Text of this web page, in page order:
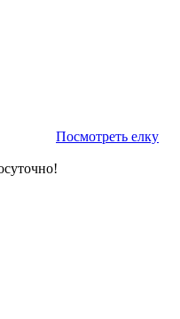
Посмотреть елку